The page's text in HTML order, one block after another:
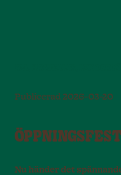
Publicerad 2026-03-20
Nu händer det